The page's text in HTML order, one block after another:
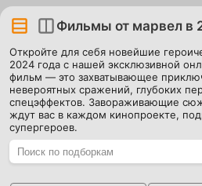
Фильмы от марвел в
Откройте для себя новейшие
2024 года с нашей эксклюзивной
фильм — это захватывающее
невероятных сражений, глубоких
спецэффектов. Завораживающие
ждут вас в каждом кинопроекте,
супергероев.